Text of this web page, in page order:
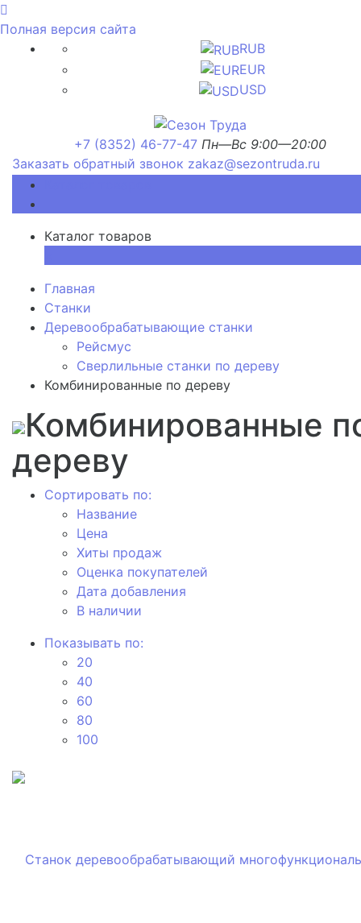
Полная версия сайта
RUB
EUR
USD
+7 (8352) 46-77-47 Пн—Вс 9:00—20:00
Заказать обратный звонок zakaz@sezontruda.ru
Каталог товаров
Главная
Станки
Деревообрабатывающие станки
Рейсмус
Сверлильные станки по дереву
Комбинированные по дереву
Комбинированные
дереву
Сортировать по:
Название
Цена
Хиты продаж
Оценка покупателей
Дата добавления
В наличии
Показывать по:
20
40
60
80
100